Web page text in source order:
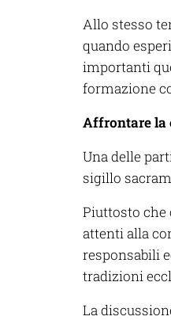
Allo stesso
quando
importanti
formazione
Affrontare la
Una delle
sigillo
Piuttosto che
attenti alla
responsabili
tradizioni
La